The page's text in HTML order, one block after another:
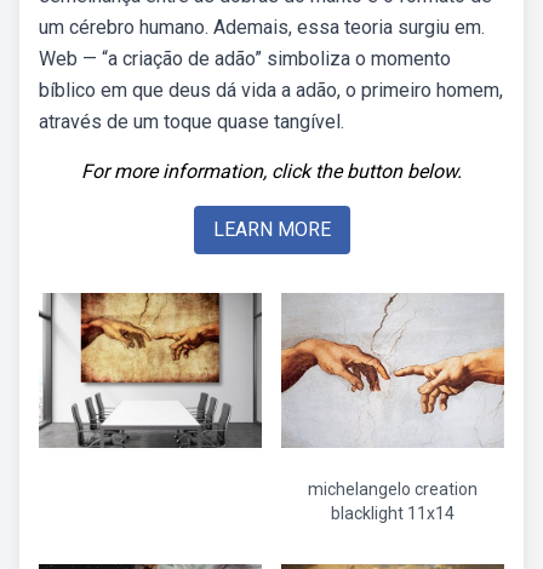
um cérebro humano. Ademais, essa teoria surgiu em.
Web — “a criação de adão” simboliza o momento
bíblico em que deus dá vida a adão, o primeiro homem,
através de um toque quase tangível.
For more information, click the button below.
LEARN MORE
michelangelo creation
blacklight 11x14